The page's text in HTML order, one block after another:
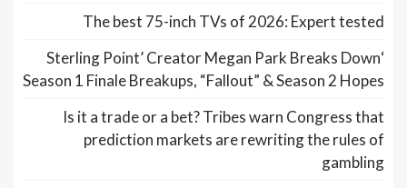
The best 75-inch TVs of 2026: Expert tested
‘Sterling Point’ Creator Megan Park Breaks Down
Season 1 Finale Breakups, “Fallout” & Season 2 Hopes
Is it a trade or a bet? Tribes warn Congress that
prediction markets are rewriting the rules of
gambling